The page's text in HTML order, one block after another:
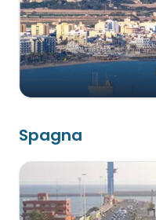
Spagna